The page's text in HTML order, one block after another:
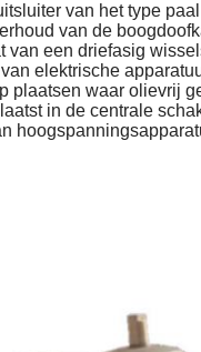
van het type
van de
van een driefasig
elektrische
plaatsen waar olievrij
in de centrale